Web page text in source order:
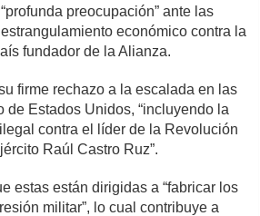
preocupación” ante las
económico contra la
fundador de la Alianza.
firme rechazo a la escalada en las
de Estados Unidos, “incluyendo la
contra el líder de la Revolución
Raúl Castro Ruz”.
estas están dirigidas a “fabricar los
militar”, lo cual contribuye a